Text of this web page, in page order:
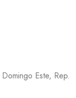
Este, Rep.